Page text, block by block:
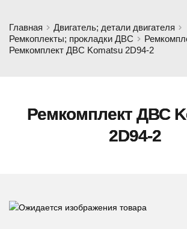
Главная
Двигатель; детали двигателя
Ремкоплекты; прокладки ДВС
Ремкомплект ДВС Komatsu 2D94-2
Ремкомплект ДВС
2D94-2